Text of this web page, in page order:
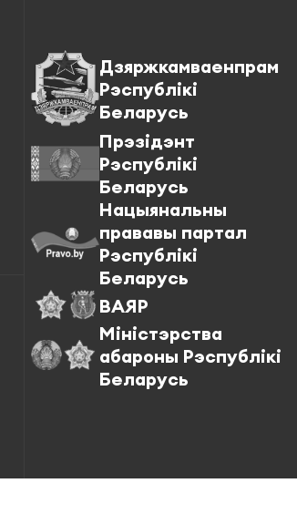
Дзяржкамваенпрам
Рэспублікі
Беларусь
Прэзідэнт
Рэспублікі
Беларусь
Нацыянальны
прававы партал
Рэспублікі
Беларусь
ВАЯР
Міністэрства
абароны Рэспублікі
Беларусь